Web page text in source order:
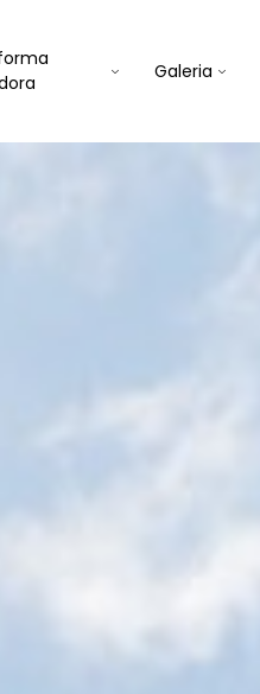
Galeria